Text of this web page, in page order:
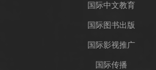
国际中文教育
国际图书出版
国际影视推广
国际传播